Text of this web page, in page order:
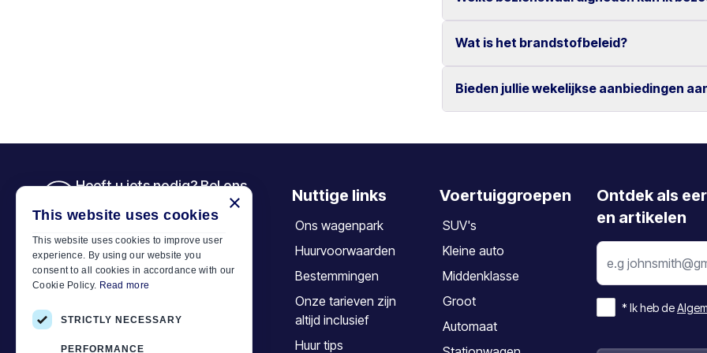
Ja, wijzigingen en annuleringen zijn
Annuleren dient minimaal 2 dagen vóór
Bezoek populaire locaties zoals Knossos,
Wat is het brandstofbeleid?
De auto dient te worden ingeleverd met
Bieden jullie wekelijkse aanbiedingen
Ja, wij bieden speciale wekelijkse tarieven
Heeft u iets nodig? Bel ons
+30 6944 833 391
Car Motor Plan
Hersonissos, 70014 Crete, Greece
+30 6944833391
info@motor-plan.com
Nuttige links
Ons wagenpark
Huurvoorwaarden
Bestemmingen
Onze tarieven zijn
altijd inclusief
Huur tips
Voertuiggroepen
SUV's
Kleine auto
Middenklasse
Groot
Automaat
Ontdek als
en artikelen
* Ik heb de
×
This website uses cookies
This website uses cookies to improve user
experience. By using our website you
consent to all cookies in accordance with our
Cookie Policy. Read more
STRICTLY NECESSARY
PERFORMANCE